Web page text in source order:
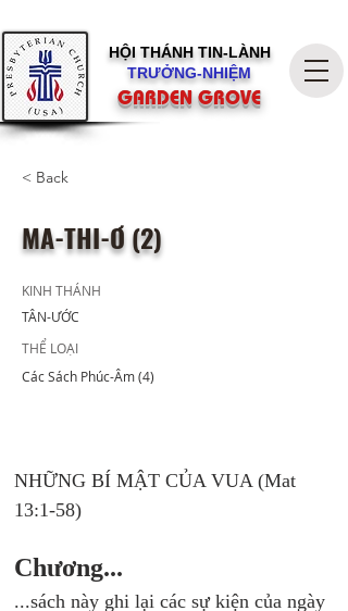
HỘI THÁNH TIN-LÀNH
TRƯỞNG-NHIỆM
GARDEN GROVE
< Back
MA-THI-Ơ (2)
KINH THÁNH
TÂN-ƯỚC
THỂ LOẠI
Các Sách Phúc-Âm (4)
NHỮNG BÍ MẬT CỦA VUA (Mat
13:1-58)
Chương...
...sách này ghi lại các sự kiện của ngày